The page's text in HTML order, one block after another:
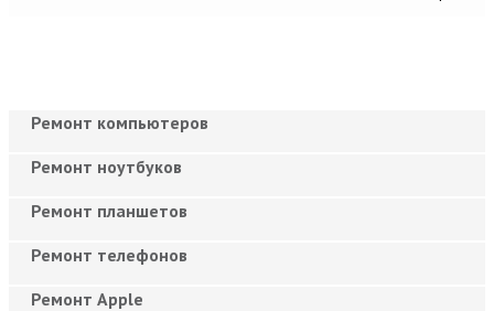
Ремонт компьютеров
Ремонт ноутбуков
Ремонт планшетов
Ремонт телефонов
Ремонт Apple